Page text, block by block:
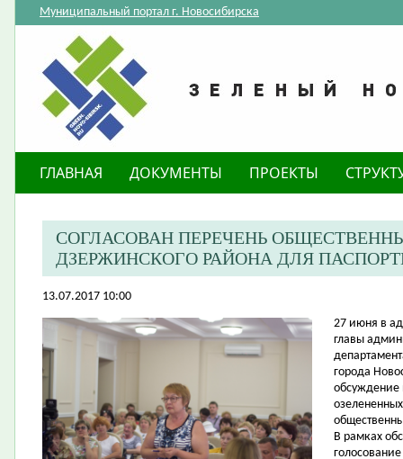
Муниципальный портал г. Новосибирска
ГЛАВНАЯ ДОКУМЕНТЫ ПРОЕКТЫ
СОГЛАСОВАН ПЕРЕЧЕНЬ
ДЗЕРЖИНСКОГО РАЙОНА ДЛЯ
13.07.2017 10:00
27 июня в
главы
города
обсуждение
В рамках